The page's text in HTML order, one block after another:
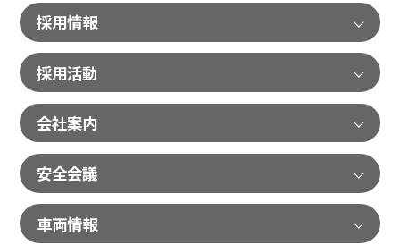
採用情報
採用活動
会社案内
安全会議
車両情報